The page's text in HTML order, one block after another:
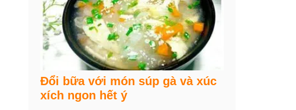
Đổi bữa với món súp gà và xúc
xích ngon hết ý